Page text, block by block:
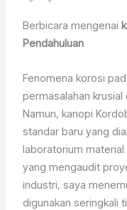
Berbicara mengenai
Pendahuluan
Fenomena korosi
permasalahan
Namun, kanopi
standar baru yang
laboratorium
yang mengaudit
industri, saya
digunakan seringkali